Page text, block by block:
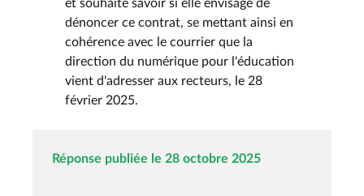
et souhaite savoir si elle envisage de
dénoncer ce contrat, se mettant ainsi en
cohérence avec le courrier que la
direction du numérique pour l'éducation
vient d'adresser aux recteurs, le 28
février 2025.
Réponse publiée le 28 octobre 2025